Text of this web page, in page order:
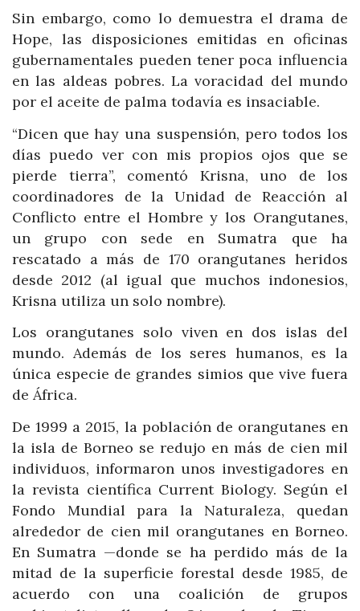
Sin embargo, como lo demuestra el drama de
Hope, las disposiciones emitidas en oficinas
gubernamentales pueden tener poca influencia
en las aldeas pobres. La voracidad del mundo
por el aceite de palma todavía es insaciable.
“Dicen que hay una suspensión, pero todos los
días puedo ver con mis propios ojos que se
pierde tierra”, comentó Krisna, uno de los
coordinadores de la Unidad de Reacción al
Conflicto entre el Hombre y los Orangutanes,
un grupo con sede en Sumatra que ha
rescatado a más de 170 orangutanes heridos
desde 2012 (al igual que muchos indonesios,
Krisna utiliza un solo nombre).
Los orangutanes solo viven en dos islas del
mundo. Además de los seres humanos, es la
única especie de grandes simios que vive fuera
de África.
De 1999 a 2015, la población de orangutanes en
la isla de Borneo se redujo en más de cien mil
individuos, informaron unos investigadores en
la revista científica Current Biology. Según el
Fondo Mundial para la Naturaleza, quedan
alrededor de cien mil orangutanes en Borneo.
En Sumatra —donde se ha perdido más de la
mitad de la superficie forestal desde 1985, de
acuerdo con una coalición de grupos